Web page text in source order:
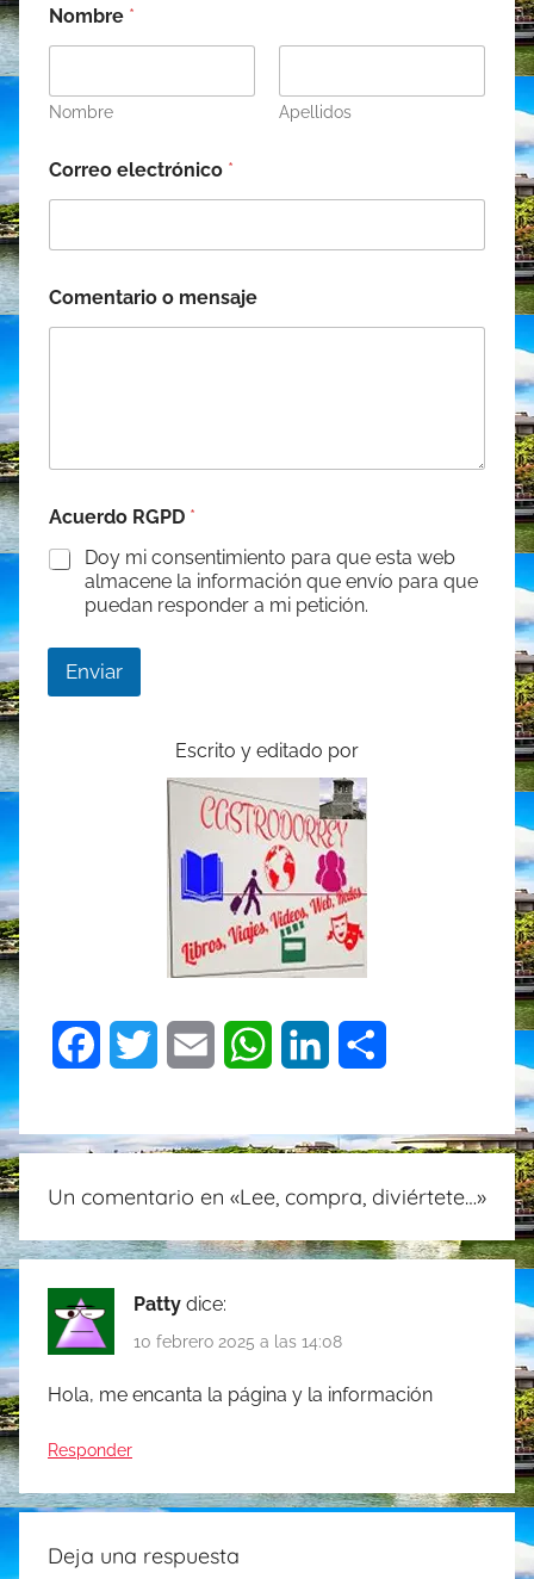
Nombre *
Nombre Apellidos
Correo electrónico *
l
e
o
*
m
e
a
Comentario o mensaje
Acuerdo RGPD *
Doy mi consentimiento para que esta web
almacene la información que envío para que
puedan responder a mi petición.
Enviar
Escrito y editado por
c
b
o
o
i
t
t
r
a
i
l
W
a
s
p
n
k
e
m
p
a
Un comentario en «Lee, compra, diviértete…»
Patty dice:
10 febrero 2025 a las 14:08
Hola, me encanta la página y la información
Responder
Deja una respuesta